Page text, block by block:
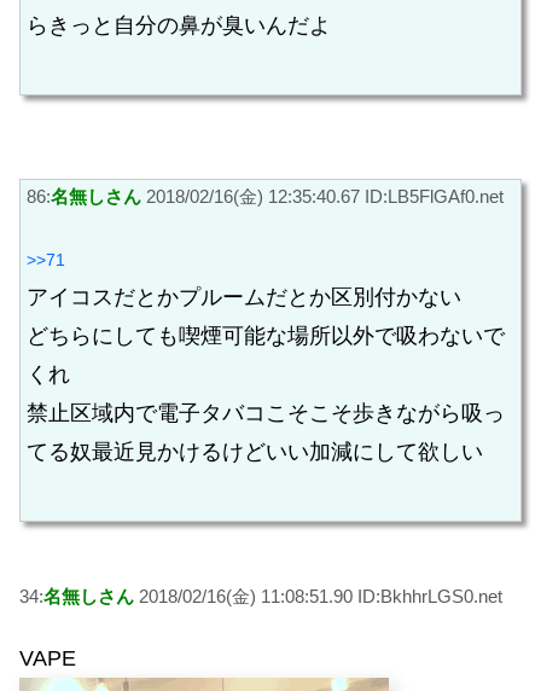
らきっと自分の鼻が臭いんだよ
86:名無しさん 2018/02/16(金) 12:35:40.67 ID:LB5FlGAf0.net
>>71
アイコスだとかプルームだとか区別付かない
どちらにしても喫煙可能な場所以外で吸わないで
くれ
禁止区域内で電子タバコこそこそ歩きながら吸っ
てる奴最近見かけるけどいい加減にして欲しい
34:名無しさん 2018/02/16(金) 11:08:51.90 ID:BkhhrLGS0.net
VAPE